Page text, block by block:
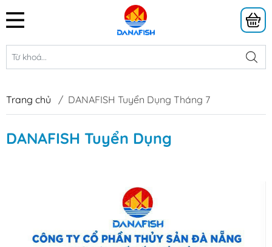
Trang chủ / DANAFISH Tuyển Dụng Tháng 7
DANAFISH Tuyển Dụng